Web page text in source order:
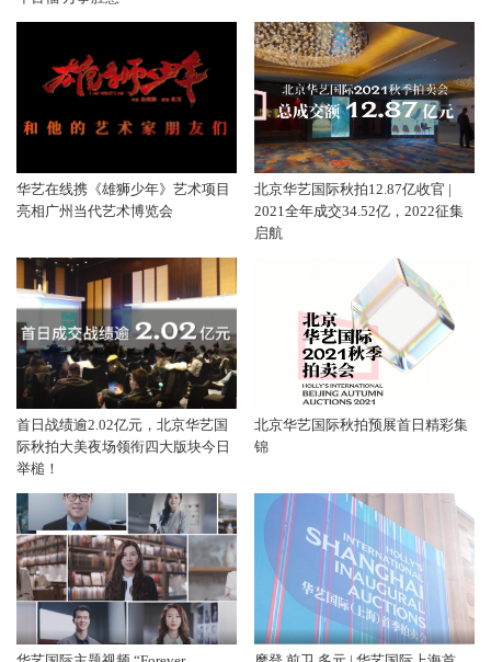
华艺在线携《雄狮少年》艺术项目
亮相广州当代艺术博览会
北京华艺国际秋拍12.87亿收官 |
2021全年成交34.52亿，2022征集
启航
首日战绩逾2.02亿元，北京华艺国
际秋拍大美夜场领衔四大版块今日
举槌！
北京华艺国际秋拍预展首日精彩集
锦